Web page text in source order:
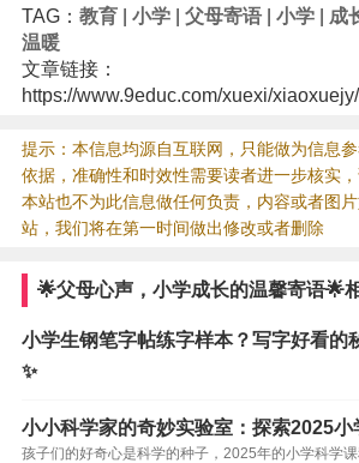
TAG： 教育| 小学| 父母寄语| 小学| 成
温暖
文章链接：
https://www.9educ.com/xuexi/
提示：本信息均源自互联网，只能做为信息
依据，准确性和时效性需要读者进一步核实
本站也不为此信息做任何负责，内容或者图
站，我们将在第一时间做出修改或者删除
🌟父母心声，小学成长的温馨寄语🌟
小学生钢笔字帖练字样本？写字好看的
✨
小小科学家的奇妙实验室：探索2025小
孩子们的好奇心是科学的种子，2025年的小学科学